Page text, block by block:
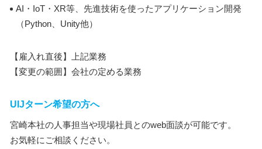
AI・IoT・XR等、先進技術を使ったアプリケーション開発
（Python、Unity他）
【雇入れ直後】上記業務
【変更の範囲】会社の定める業務
UIJターン希望の方へ
宮崎本社の人事担当や現場社員とのweb面談が可能です。
お気軽にご相談ください。